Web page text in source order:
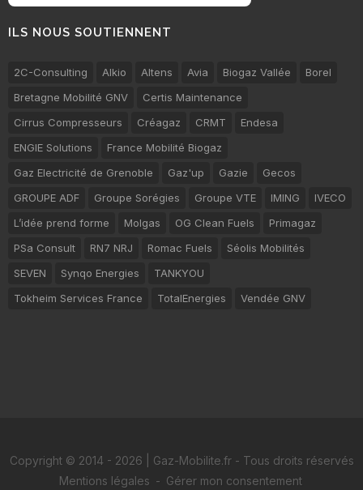
ILS NOUS SOUTIENNENT
2C-Consulting Alkio Altens Avia Biogaz Vallée
Borel
Bretagne Mobilité GNV
Certis Maintenance
Cirrus Compresseurs
Créagaz CRMT
Endesa
ENGIE Solutions
France Mobilité Biogaz
Gaz Electricité de Grenoble
Gaz'up Gazie
Gecos
GROUPE ADF
Groupe Sorégies Groupe VTE IMING
IVECO
L’idée prend forme
Molgas OG Clean Fuels
Primagaz
PSa Consult
RN7 NRJ Romac Fuels
Séolis Mobilités
SEVEN
Synqo Energies
TANKYOU
Tokheim Services France
TotalEnergies Vendée GNV
Copyright © 2014 - 2026 | Gaz-Mobilite.fr - Tous droits réservés
Mentions légales - Gérer mon consentement